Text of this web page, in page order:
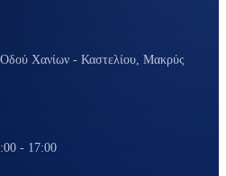
Χανίων - Καστελίου, Μακρύς
- 17:00